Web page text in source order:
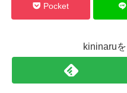
Pocket
kininaru